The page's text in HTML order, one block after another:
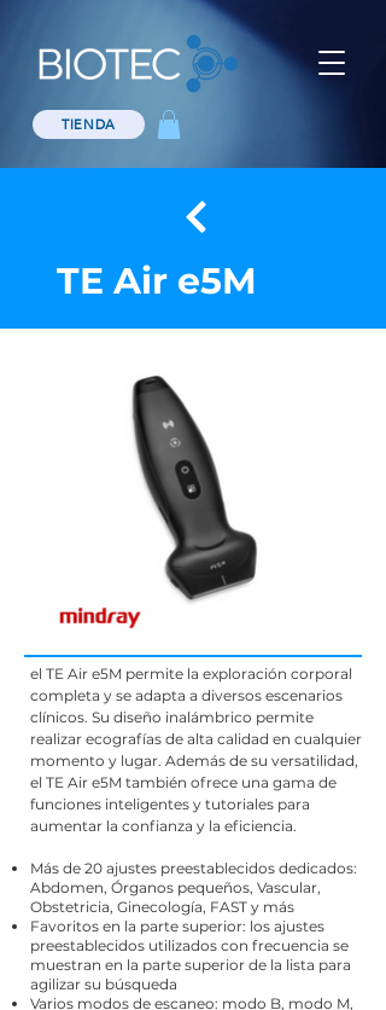
TIENDA
TE Air e5M
el TE Air e5M permite la exploración corporal
completa y se adapta a diversos escenarios
clínicos. Su diseño inalámbrico permite
realizar ecografías de alta calidad en cualquier
momento y lugar. Además de su versatilidad,
el TE Air e5M también ofrece una gama de
funciones inteligentes y tutoriales para
aumentar la confianza y la eficiencia.
Más de 20 ajustes preestablecidos dedicados:
Abdomen, Órganos pequeños, Vascular,
Obstetricia, Ginecología, FAST y más
Favoritos en la parte superior: los ajustes
preestablecidos utilizados con frecuencia se
muestran en la parte superior de la lista para
agilizar su búsqueda
Varios modos de escaneo: modo B, modo M,